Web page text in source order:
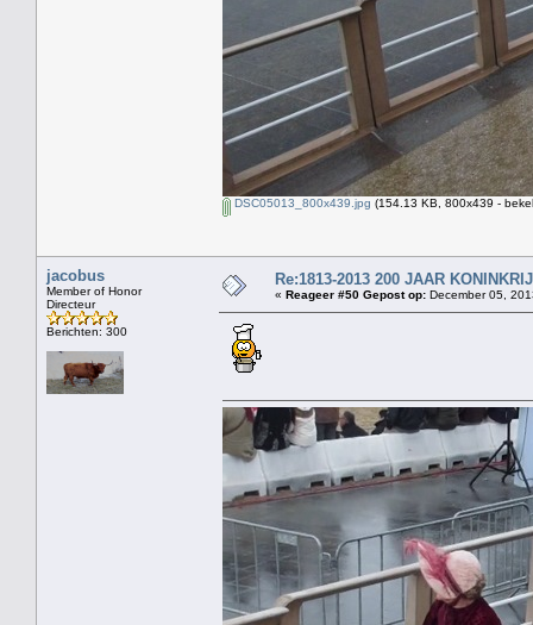
DSC05013_800x439.jpg (154.13 KB, 800x439 -
jacobus
Member of Honor
Directeur
Berichten: 300
Re:1813-2013 200 JAAR
« Reageer #50 Gepost op: December 05,